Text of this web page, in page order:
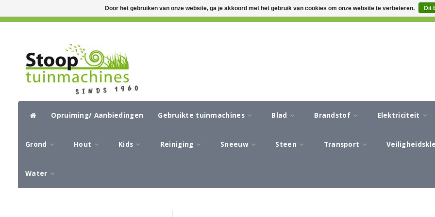
GRATIS VERZENDING VANAF €50,- CIRCA 3-5 WERKDAGEN LEVERTIJD AFREKENEN IN EEN
Opruiming/ Aanbiedingen Gebruikte tuinmachines Blad Brandstof Elektriciteit
Grond Hout Kids Reiniging Sneeuw Steen Transport
Water
Door het gebruiken van onze website, ga je akkoord met het gebruik van cookies om onze website te verbeteren. Dit